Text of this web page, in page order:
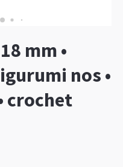
mm •
nos •
crochet